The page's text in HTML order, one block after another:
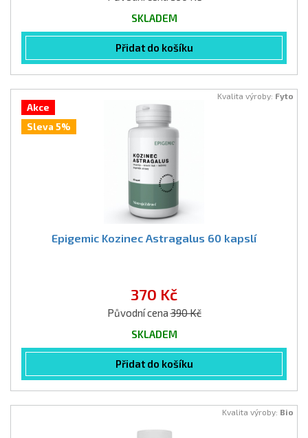
SKLADEM
Přidat do košíku
Kvalita výroby: Fyto
Akce
Sleva 5%
Epigemic Kozinec Astragalus 60 kapslí
370 Kč
Původní cena390 Kč
SKLADEM
Přidat do košíku
Kvalita výroby: Bio